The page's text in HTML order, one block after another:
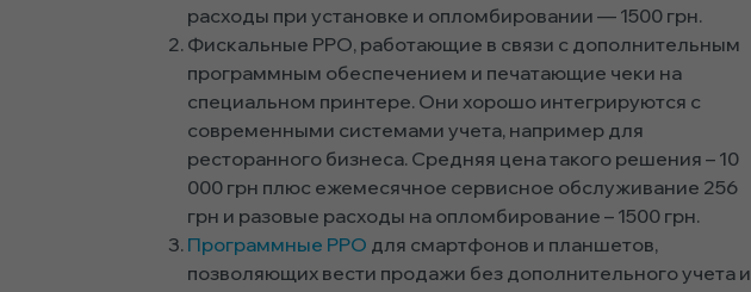
расходы при установке и опломбировании — 1500 грн.
Фискальные РРО, работающие в связи с дополнительным
программным обеспечением и печатающие чеки на
специальном принтере. Они хорошо интегрируются с
современными системами учета, например для
ресторанного бизнеса. Средняя цена такого решения – 10
000 грн плюс ежемесячное сервисное обслуживание 256
грн и разовые расходы на опломбирование – 1500 грн.
Программные РРО для смартфонов и планшетов,
позволяющих вести продажи без дополнительного учета и